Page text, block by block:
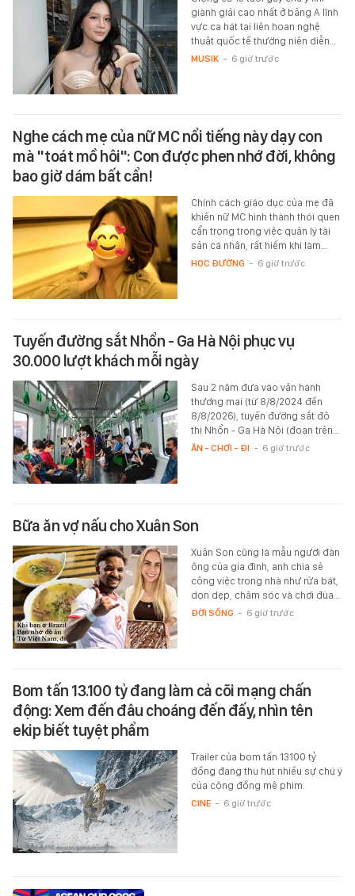
giành giải cao nhất ở bảng A lĩnh
vực ca hát tại liên hoan nghệ
thuật quốc tế thường niên diễn…
MUSIK - 6 giờ trước
Nghe cách mẹ của nữ MC nổi tiếng này dạy con
mà "toát mồ hôi": Con được phen nhớ đời, không
bao giờ dám bất cẩn!
Chính cách giáo dục của mẹ đã
khiến nữ MC hình thành thói quen
cẩn trọng trong việc quản lý tài
sản cá nhân, rất hiếm khi làm…
HỌC ĐƯỜNG - 6 giờ trước
Tuyến đường sắt Nhổn - Ga Hà Nội phục vụ
30.000 lượt khách mỗi ngày
Sau 2 năm đưa vào vận hành
thương mại (từ 8/8/2024 đến
8/8/2026), tuyến đường sắt đô
thị Nhổn - Ga Hà Nội (đoạn trên…
ĂN - CHƠI - ĐI - 6 giờ trước
Bữa ăn vợ nấu cho Xuân Son
Xuân Son cũng là mẫu người đàn
ông của gia đình, anh chia sẻ
công việc trong nhà như rửa bát,
dọn dẹp, chăm sóc và chơi đùa…
ĐỜI SỐNG - 6 giờ trước
Bom tấn 13.100 tỷ đang làm cả cõi mạng chấn
động: Xem đến đâu choáng đến đấy, nhìn tên
ekip biết tuyệt phẩm
Trailer của bom tấn 13100 tỷ
đồng đang thu hút nhiều sự chú ý
của cộng đồng mê phim.
CINE - 6 giờ trước